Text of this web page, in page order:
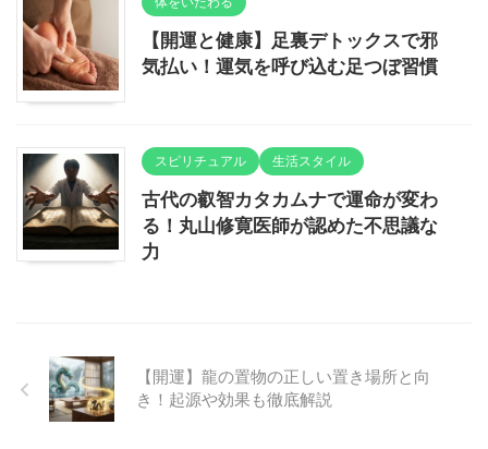
【開運と健康】足裏デトックスで邪
気払い！運気を呼び込む足つぼ習慣
スピリチュアル 生活スタイル
古代の叡智カタカムナで運命が変わ
る！丸山修寛医師が認めた不思議な
力
【開運】龍の置物の正しい置き場所と向
き！起源や効果も徹底解説